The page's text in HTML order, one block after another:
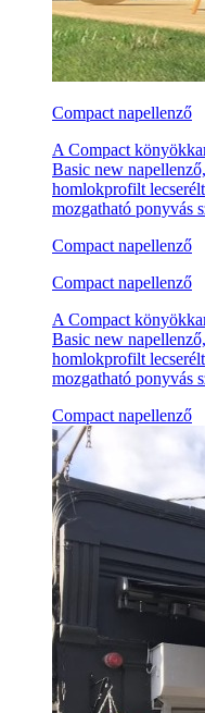
Compact napellenző
A Compact
Basic new
homlokprofilt
mozgatható ponyvás
Compact napellenző
Compact napellenző
A Compact
Basic new
homlokprofilt
mozgatható ponyvás
Compact napellenző